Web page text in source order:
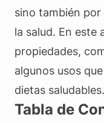
sino también por
la salud. En este
propiedades,
algunos usos
dietas saludables.
Tabla de